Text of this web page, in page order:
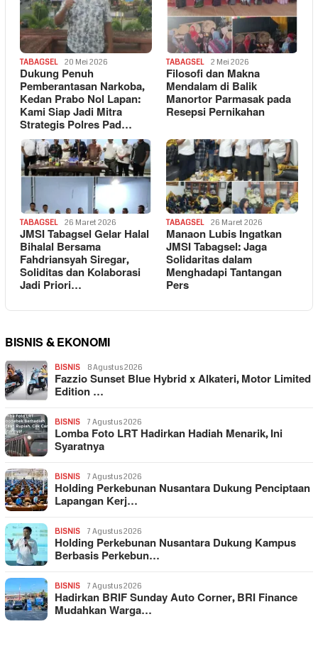
TABAGSEL 20 Mei 2026
Dukung Penuh
Pemberantasan Narkoba,
Kedan Prabo Nol Lapan:
Kami Siap Jadi Mitra
Strategis Polres Pad…
TABAGSEL 2 Mei 2026
Filosofi dan Makna
Mendalam di Balik
Manortor Parmasak pada
Resepsi Pernikahan
TABAGSEL 26 Maret 2026
JMSI Tabagsel Gelar Halal
Bihalal Bersama
Fahdriansyah Siregar,
Soliditas dan Kolaborasi
Jadi Priori…
TABAGSEL 26 Maret 2026
Manaon Lubis Ingatkan
JMSI Tabagsel: Jaga
Solidaritas dalam
Menghadapi Tantangan
Pers
BISNIS & EKONOMI
BISNIS 8 Agustus 2026
Fazzio Sunset Blue Hybrid x Alkateri, Motor Limited
Edition …
BISNIS 7 Agustus 2026
Lomba Foto LRT Hadirkan Hadiah Menarik, Ini
Syaratnya
BISNIS 7 Agustus 2026
Holding Perkebunan Nusantara Dukung Penciptaan
Lapangan Kerj…
BISNIS 7 Agustus 2026
Holding Perkebunan Nusantara Dukung Kampus
Berbasis Perkebun…
BISNIS 7 Agustus 2026
Hadirkan BRIF Sunday Auto Corner, BRI Finance
Mudahkan Warga…